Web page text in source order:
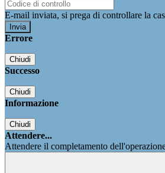
E-mail inviata, si prega di controllare la
Errore
Chiudi
Successo
Chiudi
Informazione
Chiudi
Attendere...
Attendere il completamento